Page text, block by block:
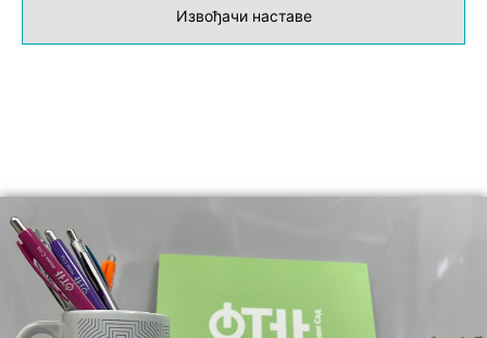
Извођачи наставе